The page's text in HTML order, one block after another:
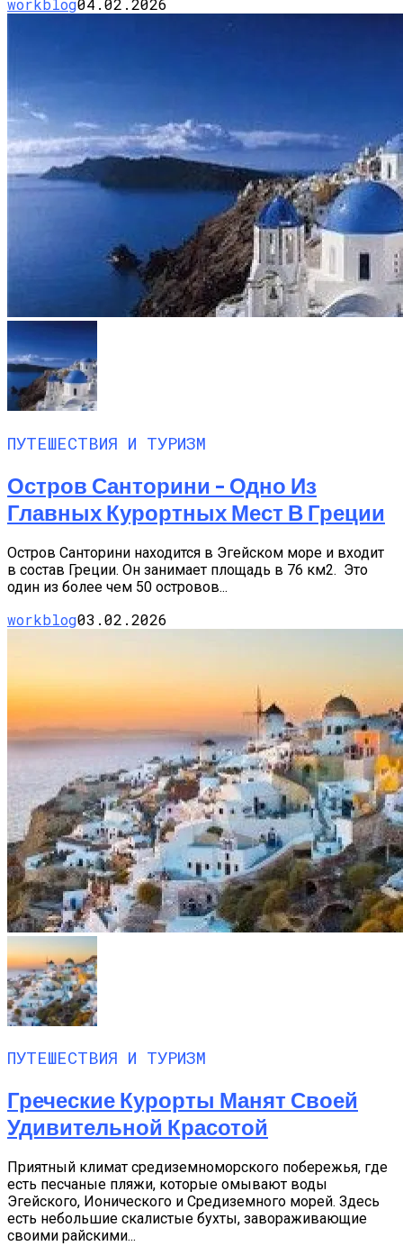
workblog04.02.2026
ПУТЕШЕСТВИЯ И ТУРИЗМ
Остров Санторини – Одно Из
Главных Курортных Мест В Греции
Остров Санторини находится в Эгейском море и входит
в состав Греции. Он занимает площадь в 76 км2. Это
один из более чем 50 островов...
workblog03.02.2026
ПУТЕШЕСТВИЯ И ТУРИЗМ
Греческие Курорты Манят Своей
Удивительной Красотой
Приятный климат средиземноморского побережья, где
есть песчаные пляжи, которые омывают воды
Эгейского, Ионического и Средиземного морей. Здесь
есть небольшие скалистые бухты, завораживающие
своими райскими...